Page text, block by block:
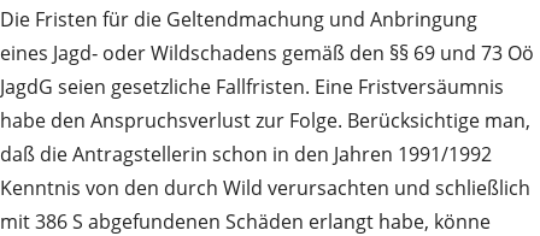
Die Fristen für die Geltendmachung und Anbringung
eines Jagd‑ oder Wildschadens gemäß den §§ 69 und 73 Oö
JagdG seien gesetzliche Fallfristen. Eine Fristversäumnis
habe den Anspruchsverlust zur Folge. Berücksichtige man,
daß die Antragstellerin schon in den Jahren 1991/1992
Kenntnis von den durch Wild verursachten und schließlich
mit 386 S abgefundenen Schäden erlangt habe, könne